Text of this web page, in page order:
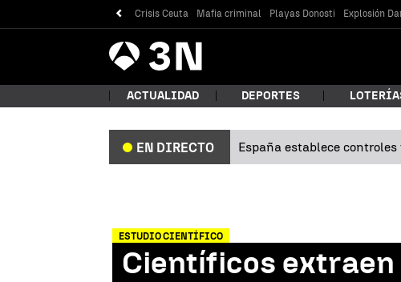
Crisis Ceuta Mafia criminal Playas Donosti Explosión
Antena
3 Noticias
ACTUALIDAD DEPORTES
EN DIRECTO España establece
ESTUDIO CIENTÍFICO
Científicos extraen